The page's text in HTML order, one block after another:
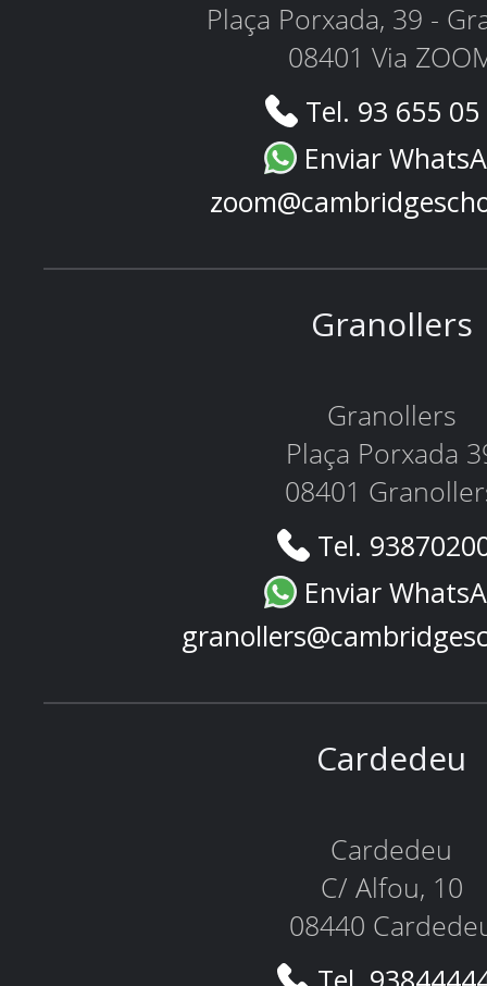
Plaça Porxada, 39 -
08401 Via
Tel. 93 655
Enviar
Granollers
Granollers
Plaça Porxada
08401
Tel.
Enviar
Cardedeu
Cardedeu
C/ Alfou, 10
08440